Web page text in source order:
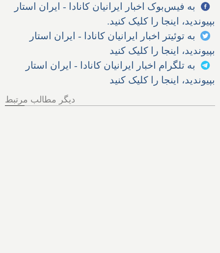
به فیس‌بوک اخبار ایرانیان کانادا - ایران استار
بپیوندید، اینجا را کلیک کنید.
به توئیتر اخبار ایرانیان کانادا - ایران استار
بپیوندید، اینجا را کلیک کنید
به تلگرام اخبار ایرانیان کانادا - ایران استار
بپیوندید، اینجا را کلیک کنید
دیگر مطالب مرتبط